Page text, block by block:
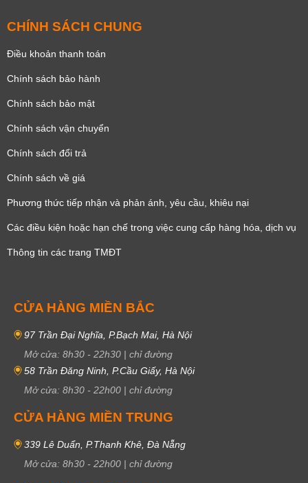
CHÍNH SÁCH CHUNG
Điều khoản thanh toán
Chính sách bảo hành
Chính sách bảo mật
Chính sách vận chuyển
Chính sách đổi trả
Chính sách về giá
Phương thức tiếp nhận và phản ánh, yêu cầu, khiêu nại
Các điều kiện hoặc hạn chế trong việc cung cấp hàng hóa, dịch vụ
Thông tin các trang TMĐT
CỬA HÀNG MIỀN BẮC
97 Trần Đại Nghĩa, P.Bạch Mai, Hà Nội
Mở cửa: 8h30 - 22h30 | chỉ đường
58 Trần Đăng Ninh, P.Cầu Giấy, Hà Nội
Mở cửa: 8h30 - 22h00 | chỉ đường
CỬA HÀNG MIỀN TRUNG
339 Lê Duẩn, P.Thanh Khê, Đà Nẵng
Mở cửa: 8h30 - 22h00 | chỉ đường